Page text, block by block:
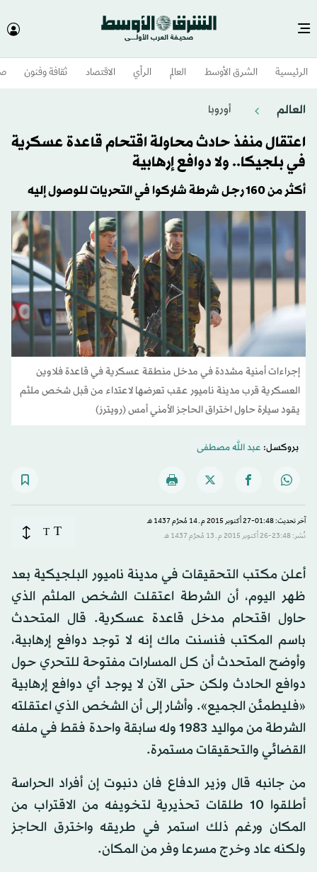
الرئيسية الشرق الأوسط​ العالم الرأي الاقتصاد ثقافة وفنون
العالم أوروبا
اعتقال منفذ حادث محاولة اقتحام قاعدة عسكرية
في بلجيكا.. ولا دوافع إرهابية
أكثر من 160 رجل شرطة شاركوا في التحريات للوصول إليه
إجراءات أمنية مشددة في مدخل منطقة عسكرية في قاعدة فلاوين
العسكرية قرب مدينة ناميور عقب تعرضها لاعتداء من قبل شخص ملثم
يقود سيارة حاول اختراق الحاجز الأمني أمس (رويترز)
بروكسل: عبد الله مصطفى
آخر تحديث: 01:48-27 أكتوبر 2015 م ـ 14 مُحرَّم 1437 هـ
نُشر: 23:48-26 أكتوبر 2015 م ـ 13 مُحرَّم 1437 هـ
T
T
أعلن مكتب التحقيقات في مدينة ناميور البلجيكية بعد
ظهر اليوم، أن الشرطة اعتقلت الشخص الملثم الذي
حاول اقتحام مدخل قاعدة عسكرية. قال المتحدث
باسم المكتب فنسنت ماك إنه لا توجد دوافع إرهابية،
وأوضح المتحدث أن كل المسارات مفتوحة للتحري حول
دوافع الحادث ولكن حتى الآن لا يوجد أي دوافع إرهابية
«فليطمئن الجميع». وأشار إلى أن الشخص الذي اعتقلته
الشرطة من مواليد 1983 وله سابقة واحدة فقط في ملفه
القضائي والتحقيقات مستمرة.
من جانبه قال وزير الدفاع فان دنبوت إن أفراد الحراسة
أطلقوا 10 طلقات تحذيرية لتخويفه من الاقتراب من
المكان ورغم ذلك استمر في طريقه واخترق الحاجز
ولكنه عاد وخرج مسرعا وفر من المكان.